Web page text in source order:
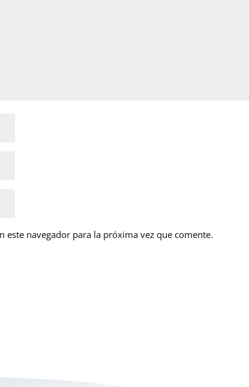
navegador para la próxima vez que comente.